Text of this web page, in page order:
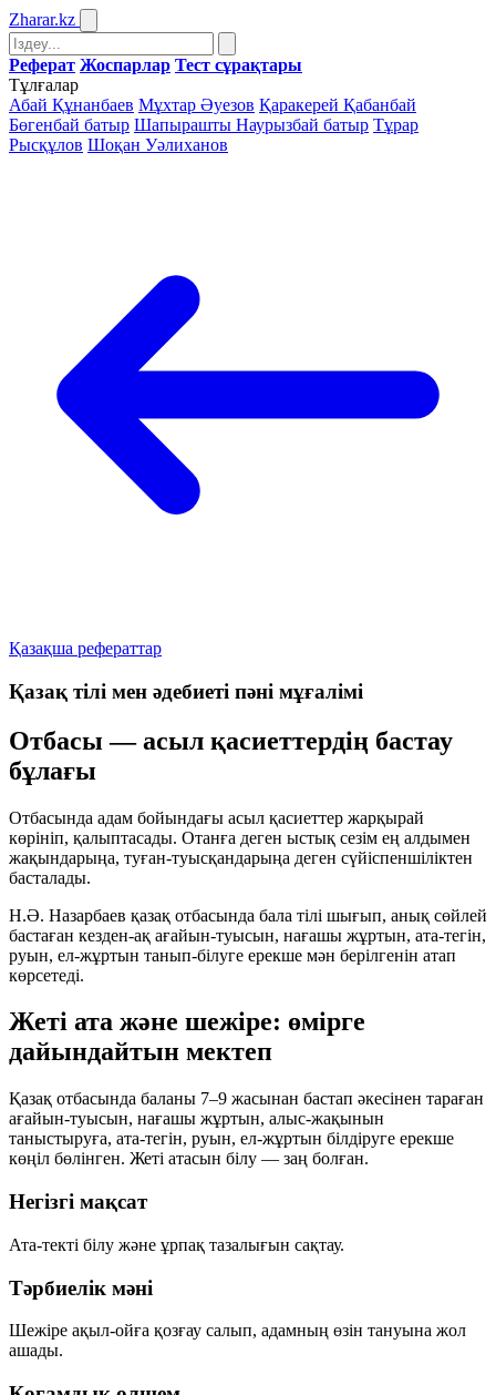
Zharar.kz
Реферат Жоспарлар Тест сұрақтары
Тұлғалар
Абай Құнанбаев Мұхтар Әуезов Қаракерей Қабанбай
Бөгенбай батыр Шапырашты Наурызбай батыр Тұрар
Рысқұлов Шоқан Уәлиханов
Қазақша рефераттар
Қазақ тілі мен әдебиеті пәні мұғалімі
Отбасы — асыл қасиеттердің бастау
бұлағы
Отбасында адам бойындағы асыл қасиеттер жарқырай
көрініп, қалыптасады. Отанға деген ыстық сезім ең алдымен
жақындарыңа, туған-туысқандарыңа деген сүйіспеншіліктен
басталады.
Н.Ә. Назарбаев қазақ отбасында бала тілі шығып, анық сөйлей
бастаған кезден-ақ ағайын-туысын, нағашы жұртын, ата-тегін,
руын, ел-жұртын танып-білуге ерекше мән берілгенін атап
көрсетеді.
Жеті ата және шежіре: өмірге
дайындайтын мектеп
Қазақ отбасында баланы 7–9 жасынан бастап әкесінен тараған
ағайын-туысын, нағашы жұртын, алыс-жақынын
таныстыруға, ата-тегін, руын, ел-жұртын білдіруге ерекше
көңіл бөлінген. Жеті атасын білу — заң болған.
Негізгі мақсат
Ата-текті білу және ұрпақ тазалығын сақтау.
Тәрбиелік мәні
Шежіре ақыл-ойға қозғау салып, адамның өзін тануына жол
ашады.